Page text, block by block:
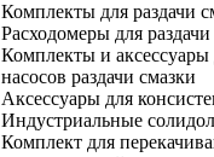
Комплекты для раздачи
Расходомеры для раздачи
Комплекты и аксессуары
насосов раздачи смазки
Аксессуары для
Индустриальные
Комплект для